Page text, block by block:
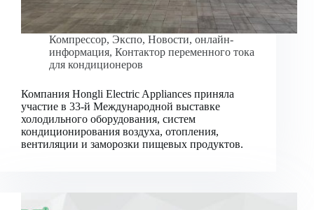
Компрессор, Экспо, Новости, онлайн-
информация, Контактор переменного тока
для кондиционеров
Компания Hongli Electric Appliances приняла
участие в 33-й Международной выставке
холодильного оборудования, систем
кондиционирования воздуха, отопления,
вентиляции и заморозки пищевых продуктов.